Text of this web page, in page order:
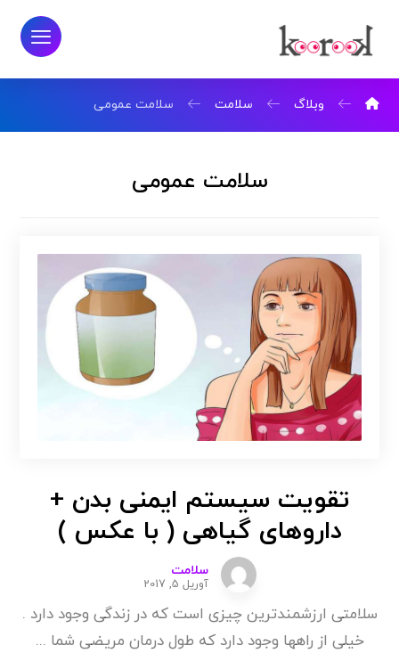
وبلاگ سلامت سلامت عمومی
سلامت عمومی
تقویت سیستم ایمنی بدن +
داروهای گیاهی ( با عکس )
سلامت
آوریل 5, 2017
سلامتی ارزشمندترین چیزی است که در زندگی وجود دارد .
خیلی از راهها وجود دارد که طول درمان مریضی شما ...